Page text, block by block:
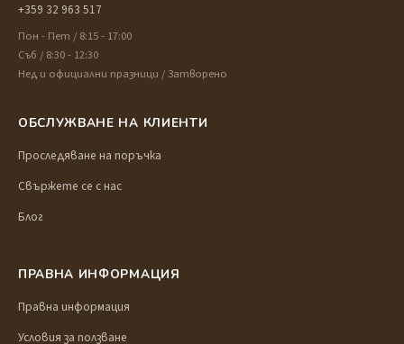
+359 32 963 517
Пон - Пет / 8:15 - 17:00
Съб / 8:30 - 12:30
Нед и официални празници / Затворено
ОБСЛУЖВАНЕ НА КЛИЕНТИ
Проследяване на поръчка
Свържете се с нас
Блог
ПРАВНА ИНФОРМАЦИЯ
Правна информация
Условия за ползване